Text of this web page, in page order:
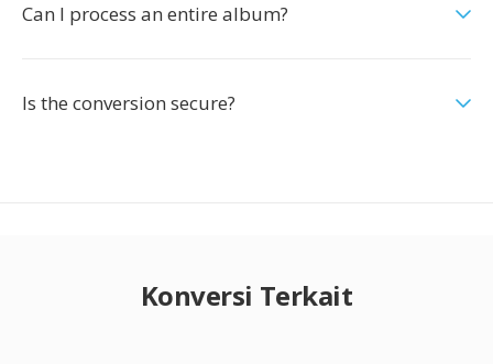
Can I process an entire album?
Is the conversion secure?
Konversi Terkait